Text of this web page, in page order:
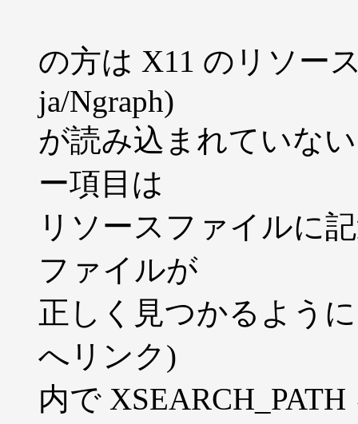
の方は X11 のリソー
ja/Ngraph)
が読み込まれていな
ー項目は
リソースファイルに
ファイルが
正しく見つかるように
へリンク)
内で